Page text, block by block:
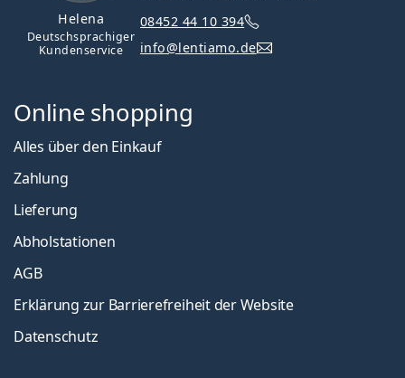
Helena
Deutschsprachiger
Kundenservice
08452 44 10 394
info@lentiamo.de
Online shopping
Alles über den Einkauf
Zahlung
Lieferung
Abholstationen
AGB
Erklärung zur Barrierefreiheit der Website
Datenschutz